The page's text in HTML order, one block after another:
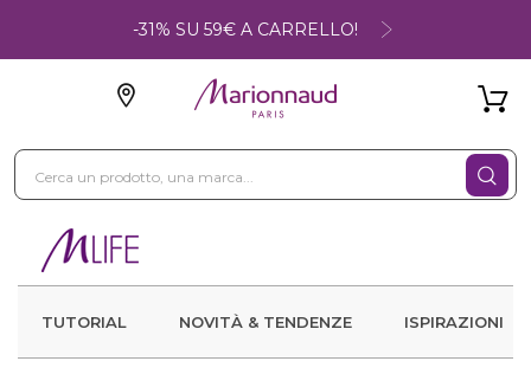
-31% SU 59€ A CARRELLO!
TUTORIAL NOVITÀ & TENDENZE ISPIRAZIONI